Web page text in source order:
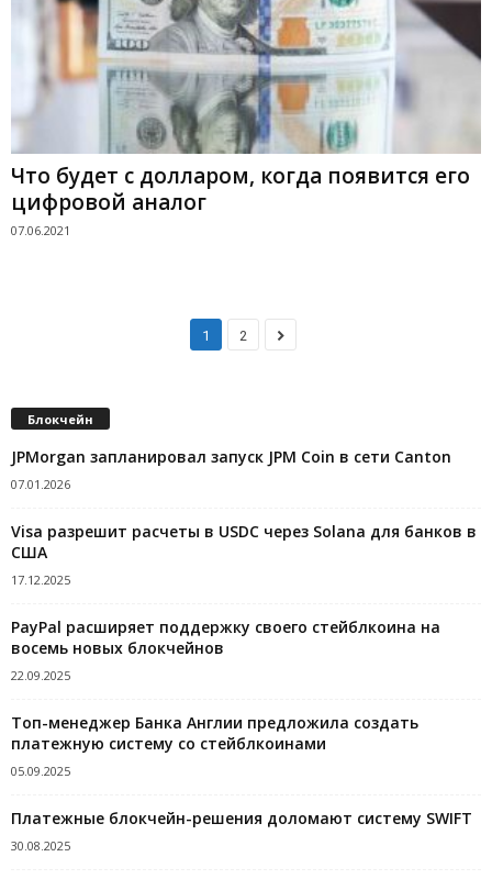
Что будет с долларом, когда появится его
цифровой аналог
07.06.2021
1 2
Блокчейн
JPMorgan запланировал запуск JPM Coin в сети Canton
07.01.2026
Visa разрешит расчеты в USDC через Solana для банков в
США
17.12.2025
PayPal расширяет поддержку своего стейблкоина на
восемь новых блокчейнов
22.09.2025
Топ-менеджер Банка Англии предложила создать
платежную систему со стейблкоинами
05.09.2025
Платежные блокчейн-решения доломают систему SWIFT
30.08.2025